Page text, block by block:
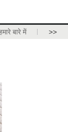
बारे में >>